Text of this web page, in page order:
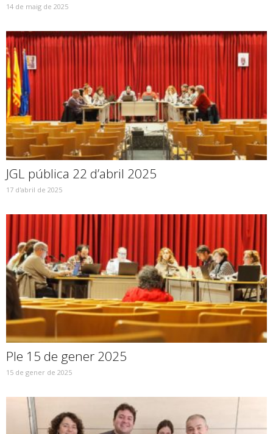
14 de maig de 2025
JGL pública 22 d’abril 2025
17 d'abril de 2025
Ple 15 de gener 2025
15 de gener de 2025